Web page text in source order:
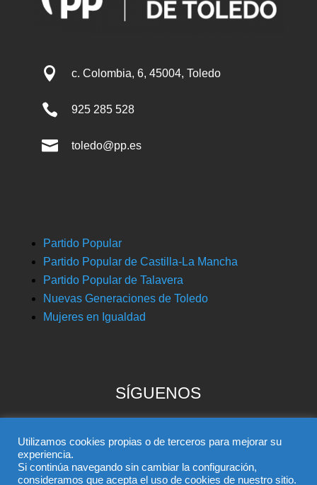
 c. Colombia, 6, 45004, Toledo
 925 285 528
 toledo@pp.es
Partido Popular
Partido Popular de Castilla-La Mancha
Partido Popular de Talavera
Nuevas Generaciones de Toledo
Mujeres en Igualdad
SÍGUENOS
Utilizamos cookies propias o de terceros para mejorar su
experiencia.
Si continúa navegando sin cambiar la configuración,
consideramos que acepta el uso de cookies de nuestro sitio.